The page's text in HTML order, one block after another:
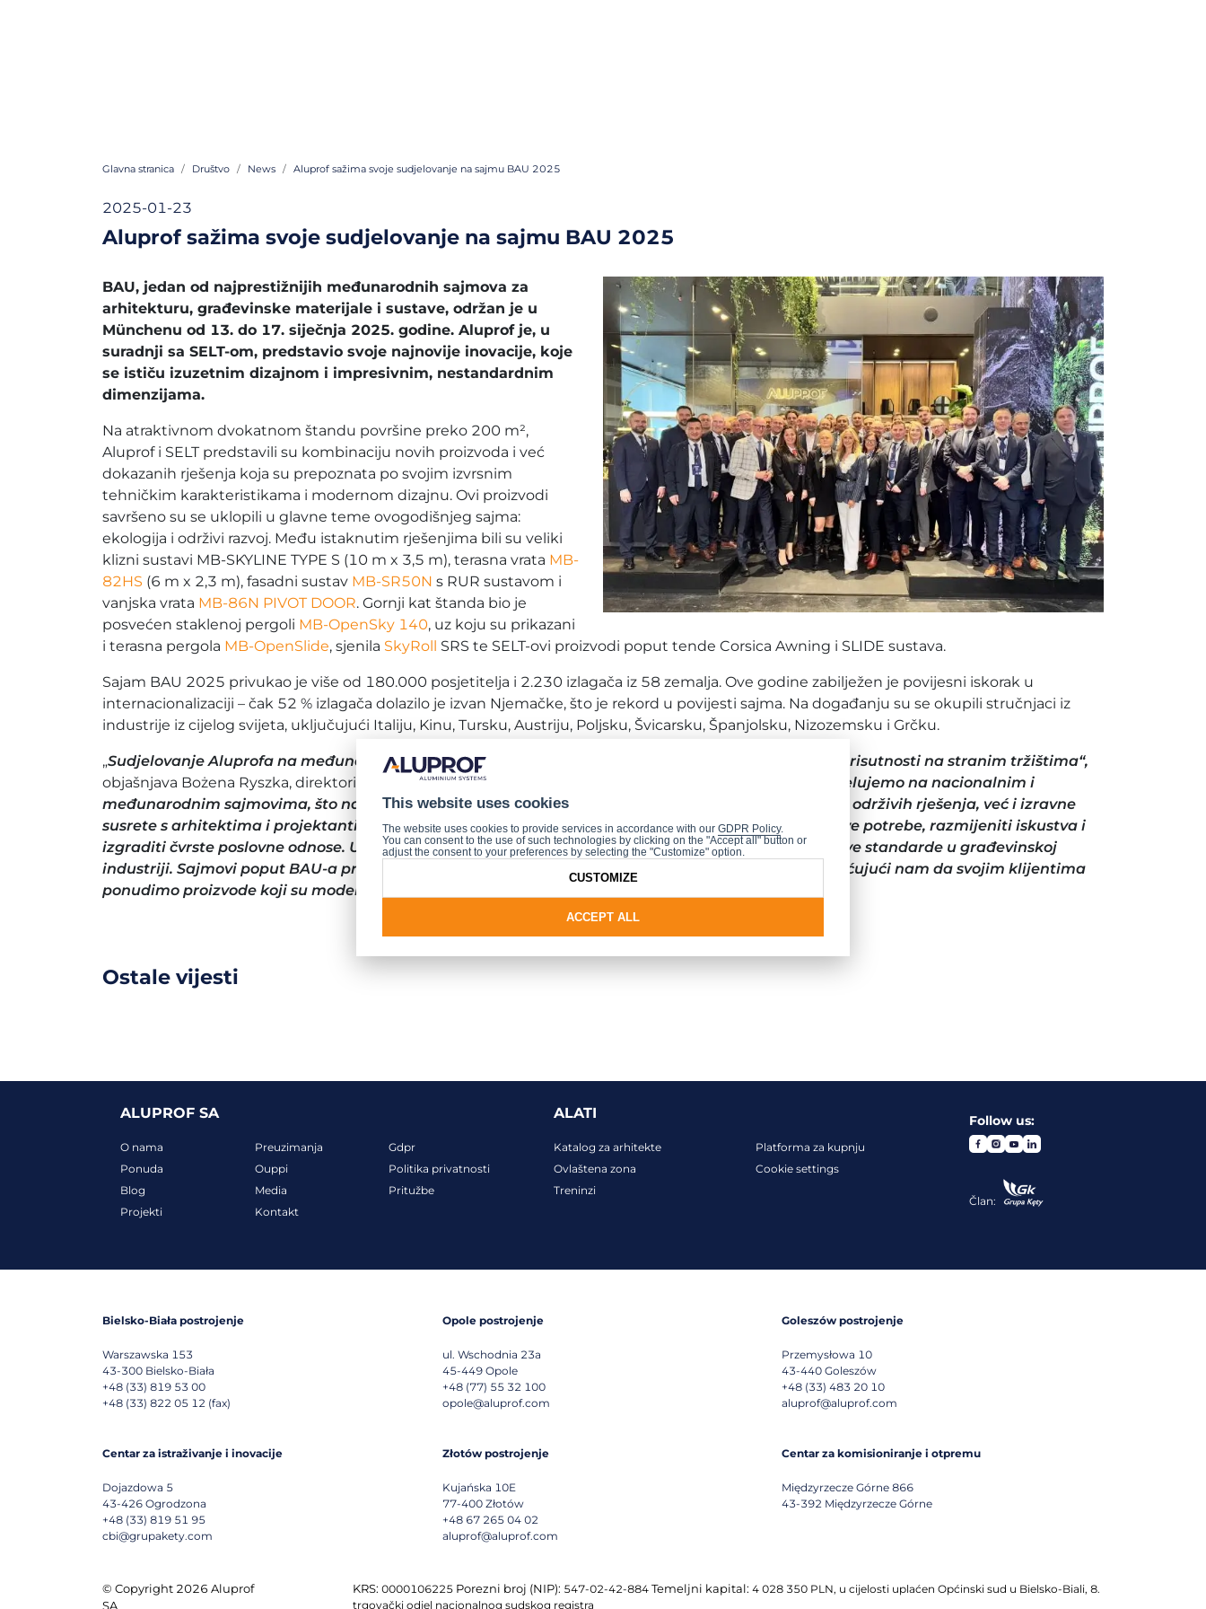
Glavna stranica Društvo News Aluprof sažima svoje sudjelovanje na sajmu BAU 2025
2025-01-23
Aluprof sažima svoje sudjelovanje na sajmu BAU 2025
BAU, jedan od najprestižnijih međunarodnih sajmova za
arhitekturu, građevinske materijale i sustave, održan je u
Münchenu od 13. do 17. siječnja 2025. godine. Aluprof je, u
suradnji sa SELT-om, predstavio svoje najnovije inovacije, koje
se ističu izuzetnim dizajnom i impresivnim, nestandardnim
dimenzijama.
Na atraktivnom dvokatnom štandu površine preko 200 m²,
Aluprof i SELT predstavili su kombinaciju novih proizvoda i već
dokazanih rješenja koja su prepoznata po svojim izvrsnim
tehničkim karakteristikama i modernom dizajnu. Ovi proizvodi
savršeno su se uklopili u glavne teme ovogodišnjeg sajma:
ekologija i održivi razvoj. Među istaknutim rješenjima bili su veliki
klizni sustavi MB-SKYLINE TYPE S (10 m x 3,5 m), terasna vrata MB-
82HS (6 m x 2,3 m), fasadni sustav MB-SR50N s RUR sustavom i
vanjska vrata MB-86N PIVOT DOOR. Gornji kat štanda bio je
posvećen staklenoj pergoli MB-OpenSky 140, uz koju su prikazani
i terasna pergola MB-OpenSlide, sjenila SkyRoll SRS te SELT-ovi proizvodi poput tende Corsica Awning i SLIDE sustava.
Sajam BAU 2025 privukao je više od 180.000 posjetitelja i 2.230 izlagača iz 58 zemalja. Ove godine zabilježen je povijesni iskorak u
internacionalizaciji – čak 52 % izlagača dolazilo je izvan Njemačke, što je rekord u povijesti sajma. Na događanju su se okupili stručnjaci iz
industrije iz cijelog svijeta, uključujući Italiju, Kinu, Tursku, Austriju, Poljsku, Švicarsku, Španjolsku, Nizozemsku i Grčku.
„Sudjelovanje Aluprofa na međunarodnom sajmu BAU dio je naše strategije usmjerene na jačanje prisutnosti na stranim tržištima“,
objašnjava Bożena Ryszka, direktorica marketinga i PR-a u Aluprofu.
„Već dugi niz godina redovito sudjelujemo na nacionalnim i
međunarodnim sajmovima, što nam omogućuje ne samo predstavljanje naših inovativnih i ekološki održivih rješenja, već i izravne
susrete s arhitektima i projektantima iz cijelog svijeta. Ti susreti nam pomažu bolje razumjeti njihove potrebe, razmijeniti iskustva i
izgraditi čvrste poslovne odnose. U Aluprofu nastojimo ne samo pratiti trendove, već i postavljati nove standarde u građevinskoj
industriji. Sajmovi poput BAU-a pružaju nam dragocjen uvid u najnovije inovacije na tržištu, omogućujući nam da svojim klijentima
ponudimo proizvode koji su moderni, funkcionalni i prilagođeni njihovim potrebama.“
Ostale vijesti
ALUPROF SA
O nama
Ponuda
Blog
Projekti
Preuzimanja
Ouppi
Media
Kontakt
Gdpr
Politika privatnosti
Pritužbe
ALATI
Katalog za arhitekte
Ovlaštena zona
Treninzi
Platforma za kupnju
Cookie settings
Follow us:
Član:
Bielsko-Biała postrojenje
Warszawska 153
43-300 Bielsko-Biała
+48 (33) 819 53 00
+48 (33) 822 05 12 (fax)
Opole postrojenje
ul. Wschodnia 23a
45-449 Opole
+48 (77) 55 32 100
opole@aluprof.com
Goleszów postrojenje
Przemysłowa 10
43-440 Goleszów
+48 (33) 483 20 10
aluprof@aluprof.com
Centar za istraživanje i inovacije
Dojazdowa 5
43-426 Ogrodzona
+48 (33) 819 51 95
cbi@grupakety.com
Złotów postrojenje
Kujańska 10E
77-400 Złotów
+48 67 265 04 02
aluprof@aluprof.com
Centar za komisioniranje i otpremu
Międzyrzecze Górne 866
43-392 Międzyrzecze Górne
© Copyright 2026 Aluprof
SA
KRS: 0000106225 Porezni broj (NIP): 547-02-42-884 Temeljni kapital: 4 028 350 PLN, u cijelosti uplaćen Općinski sud u Bielsko-Biali, 8.
trgovački odjel nacionalnog sudskog registra
This website uses cookies
The website uses cookies to provide services in accordance with our GDPR Policy.
You can consent to the use of such technologies by clicking on the "Accept all" button or
adjust the consent to your preferences by selecting the "Customize" option.
ACCEPT ALL
CUSTOMIZE